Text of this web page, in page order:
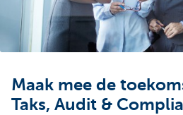
Maak mee de
Taks, Audit &